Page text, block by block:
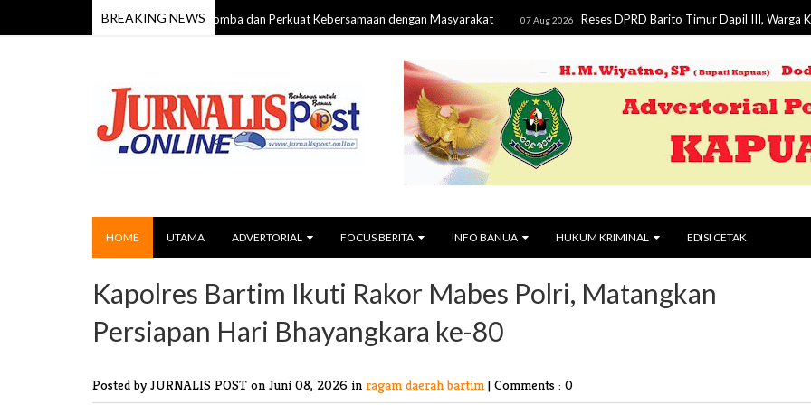
BREAKING NEWS
Dusun Tengah Gelar Lomba dan Perkuat Kebersamaan dengan Masyarakat 07 Aug 2026 Reses DPRD Barito Timur Dapil III, Warga Keluhkan
HOME UTAMA ADVERTORIAL FOCUS BERITA INFO BANUA HUKUM KRIMINAL EDISI CETAK
Kapolres Bartim Ikuti Rakor Mabes Polri, Matangkan
Persiapan Hari Bhayangkara ke-80
Posted by JURNALIS POST on Juni 08, 2026 in ragam daerah bartim | Comments : 0